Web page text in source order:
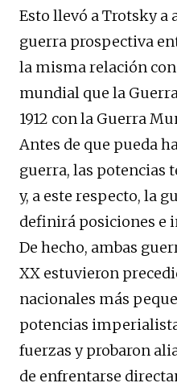
Esto llevó a Trotsky a
guerra prospectiva
la misma relación
mundial que la
1912 con la Guerra
Antes de que pueda
guerra, las potencias
y, a este respecto, la
definirá posiciones e
De hecho, ambas
XX estuvieron
nacionales más
potencias
fuerzas y probaron
de enfrentarse